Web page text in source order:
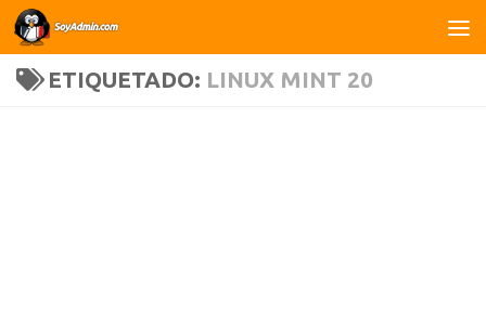
Saltar al contenido
ETIQUETADO: LINUX MINT 20